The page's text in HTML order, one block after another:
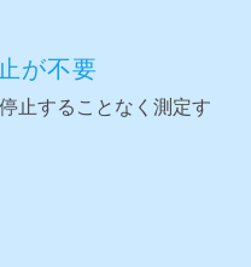
が不要
止することなく測定す